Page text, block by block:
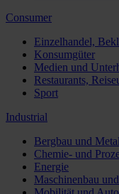
Consumer
Einzelhandel,
Konsumgüter
Medien und
Restaurants,
Sport
Industrial
Bergbau und
Chemie- und
Energie
Maschinenbau